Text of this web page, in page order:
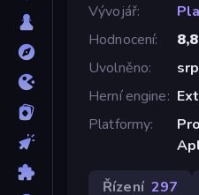
Vývojář
Hodnocení
8,8
Uvolněno
Herní engine
Platformy
Řízení 297